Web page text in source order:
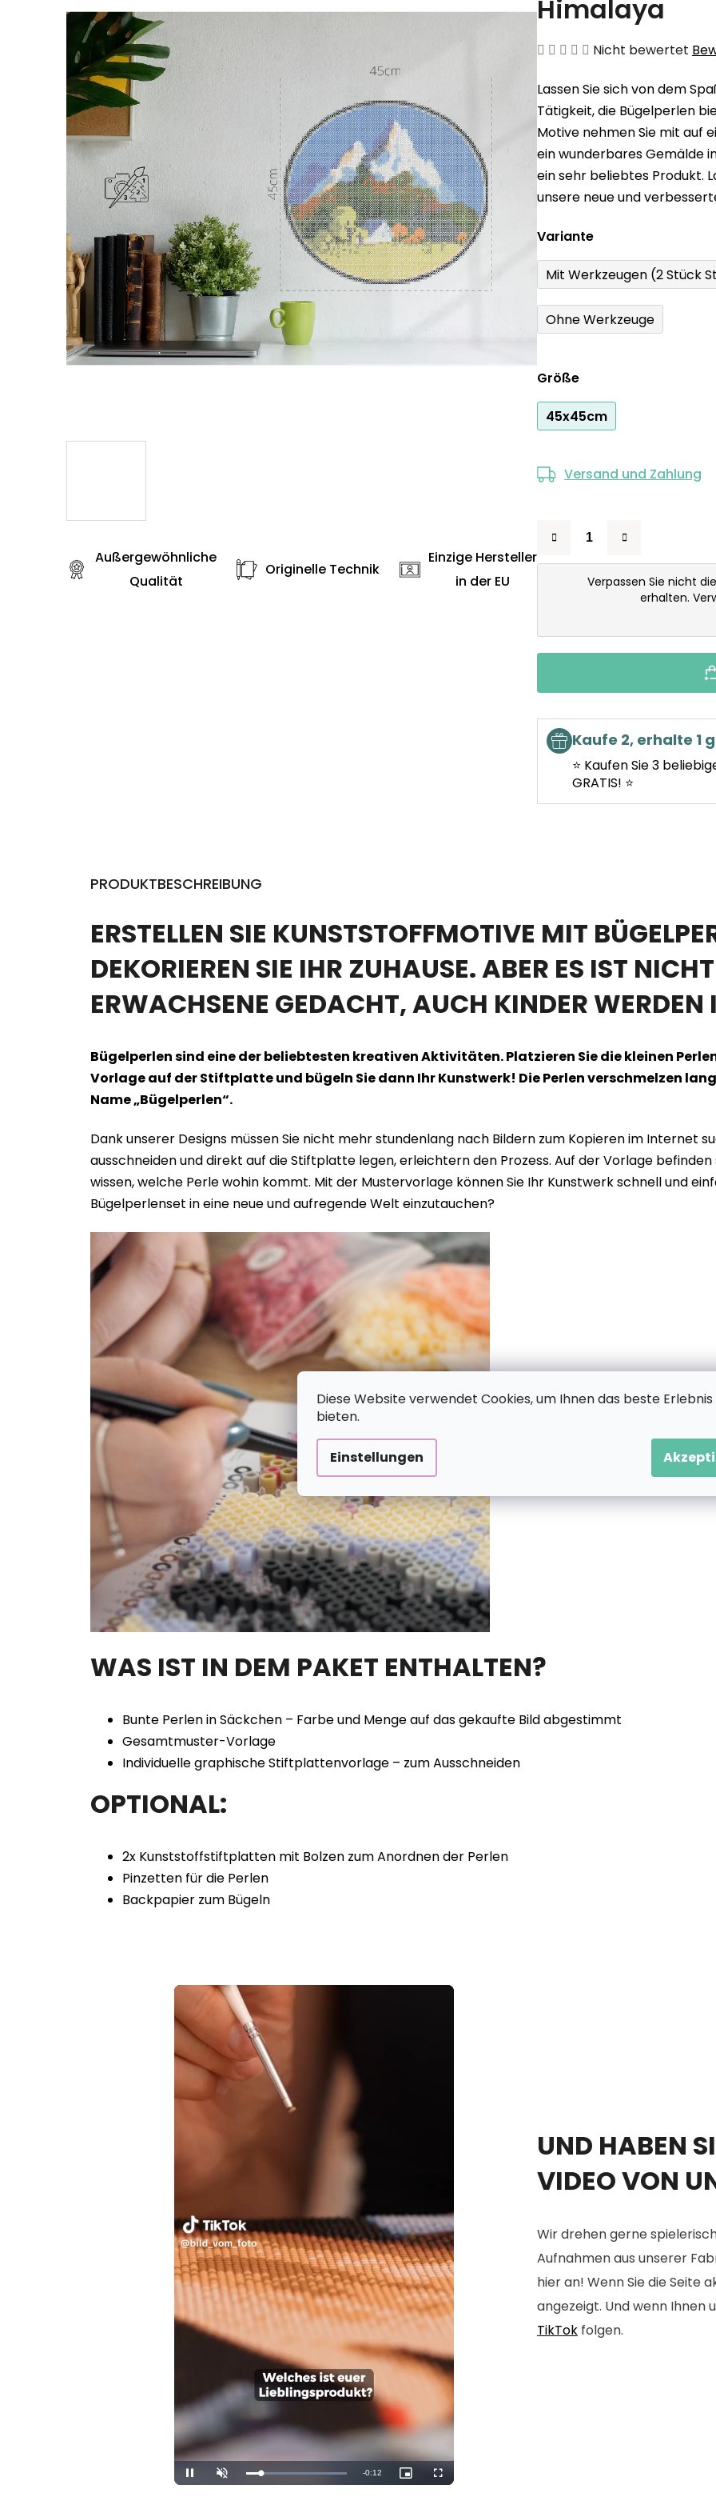
Diese Website verwendet Cookies, um Ihnen das beste Erlebnis
bieten.
Einstellungen
Himalaya
Die
Produktbewertung
ist
0,0
von
5
Sternen.
Nicht bewertet
Lassen Sie sich von dem
Tätigkeit, die Bügelperlen
Motive nehmen Sie mit auf
ein wunderbares Gemälde
ein sehr beliebtes Produkt.
unsere neue und
Variante
Mit Werkzeugen (2 Stück
Ohne Werkzeuge
Größe
45x45cm
Versand und Zahlung
Verpassen Sie nicht
erhalten.
Kaufe 2, erhalte 1
⭐ Kaufen Sie 3
GRATIS! ⭐
Außergewöhnliche
Qualität
Originelle Technik
Einzige Hersteller
in der EU
PRODUKTBESCHREIBUNG
ERSTELLEN SIE KUNSTSTOFFMOTIVE MIT
DEKORIEREN SIE IHR ZUHAUSE. ABER ES IST
ERWACHSENE GEDACHT, AUCH KINDER WERDEN
Bügelperlen sind eine der beliebtesten kreativen Aktivitäten. Platzieren Sie die kleinen
Vorlage auf der Stiftplatte und bügeln Sie dann Ihr Kunstwerk! Die Perlen verschmelzen
Name „Bügelperlen“.
Dank unserer Designs müssen Sie nicht mehr stundenlang nach Bildern zum Kopieren im Internet
ausschneiden und direkt auf die Stiftplatte legen, erleichtern den Prozess. Auf der Vorlage
wissen, welche Perle wohin kommt. Mit der Mustervorlage können Sie Ihr Kunstwerk schnell und
Bügelperlenset in eine neue und aufregende Welt einzutauchen?
WAS IST IN DEM PAKET ENTHALTEN?
Bunte Perlen in Säckchen – Farbe und Menge auf das gekaufte Bild abgestimmt
Gesamtmuster-Vorlage
Individuelle graphische Stiftplattenvorlage – zum Ausschneiden
OPTIONAL:
2x Kunststoffstiftplatten mit Bolzen zum Anordnen der Perlen
Pinzetten für die Perlen
Backpapier zum Bügeln
Pause Unmute Loaded:
100.00%
Remaining
-0:10
Picture-
in-
Fullscreen
UND HABEN
VIDEO VON
Wir drehen gerne
Aufnahmen aus unserer
hier an! Wenn Sie die Seite
angezeigt. Und wenn Ihnen
TikTok folgen.